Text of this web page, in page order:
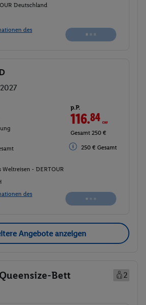
Deutschland
des
Buchen
p.P.
117.30CHF
Gesamt 234.61 CHF
251 € Gesamt
Weltreisen - DERTOUR
des
Buchen
Angebote anzeigen
Bett
2